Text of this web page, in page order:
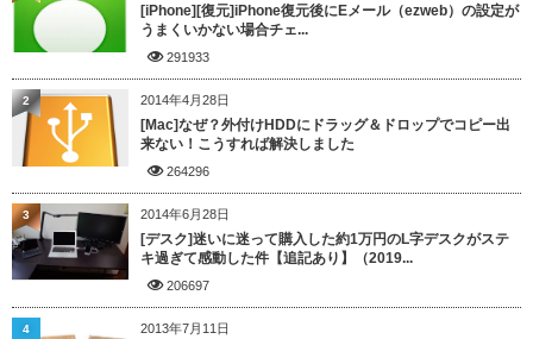
[iPhone][復元]iPhone復元後にEメール（ezweb）の設定が
うまくいかない場合チェ...
291933
2014年4月28日
[Mac]なぜ？外付けHDDにドラッグ＆ドロップでコピー出
来ない！こうすれば解決しました
264296
2
2014年6月28日
[デスク]迷いに迷って購入した約1万円のL字デスクがステ
キ過ぎて感動した件【追記あり】（2019...
206697
3
2013年7月11日
4